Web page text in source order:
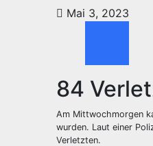
Mai 3, 2023
84
Am Mittwochmorgen
wurden. Laut einer
Verletzten.